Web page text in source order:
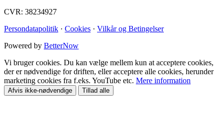
CVR: 38234927
Persondatapolitik · Cookies · Vilkår og Betingelser
Powered by BetterNow
Vi bruger cookies. Du kan vælge mellem kun at acceptere cookies,
der er nødvendige for driften, eller acceptere alle cookies, herunder
marketing cookies fra f.eks. YouTube etc. Mere information
Afvis ikke-nødvendige Tillad alle